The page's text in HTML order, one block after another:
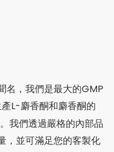
名，我們是最大的GMP
L-麝香酮和麝香酮的
我們透過嚴格的內部品
，並可滿足您的客製化